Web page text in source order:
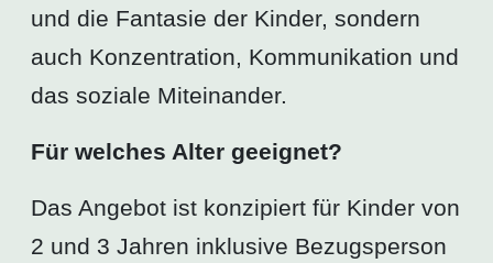
und die Fantasie der Kinder, sondern
auch Konzentration, Kommunikation und
das soziale Miteinander.
Für welches Alter geeignet?
Das Angebot ist konzipiert für Kinder von
2 und 3 Jahren inklusive Bezugsperson